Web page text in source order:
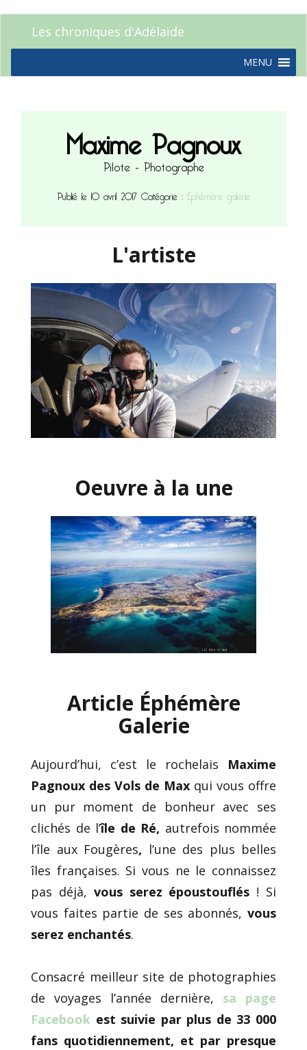
Les chroniques d'Adélaïde
MENU
Maxime Pagnoux
Pilote - Photographe
Publié le 10 avril 2017Catégorie :Ephémère galerie
L'artiste
Oeuvre à la une
Article Éphémère
Galerie
Aujourd’hui, c’est le rochelais Maxime
Pagnoux des Vols de Max qui vous offre
un pur moment de bonheur avec ses
clichés de l’île de Ré, autrefois nommée
l’île aux Fougères, l’une des plus belles
îles françaises. Si vous ne le connaissez
pas déjà, vous serez époustouflés ! Si
vous faites partie de ses abonnés, vous
serez enchantés.
Consacré meilleur site de photographies
de voyages l’année dernière, sa page
Facebook est suivie par plus de 33 000
fans quotidiennement, et par presque